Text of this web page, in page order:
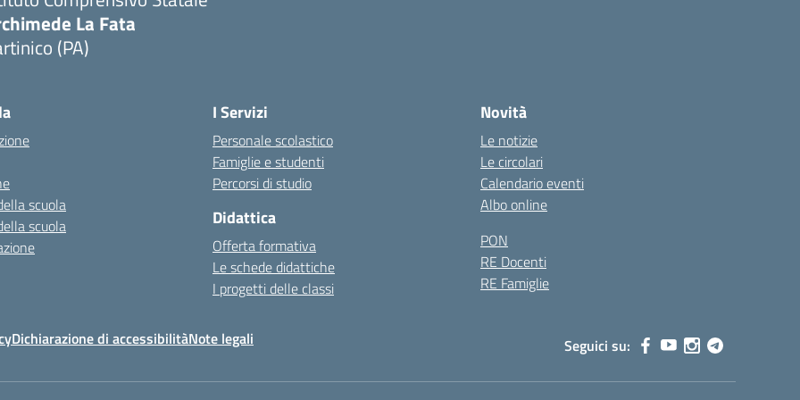
La Fata
(PA)
scuola
scuola
I Servizi
Personale scolastico
Famiglie e studenti
Percorsi di studio
Didattica
Offerta formativa
Le schede didattiche
I progetti delle classi
Novità
Le notizie
Le circolari
Calendario eventi
Albo online
PON
RE Docenti
RE Famiglie
Dichiarazione di accessibilitàNote legali Seguici su: